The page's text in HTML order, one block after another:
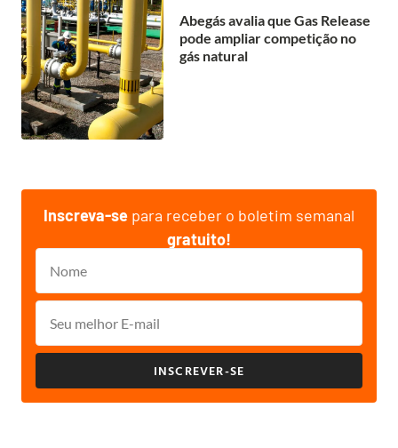
Abegás avalia que Gas Release
pode ampliar competição no
gás natural
Inscreva-se para receber o boletim semanal
gratuito!
INSCREVER-SE